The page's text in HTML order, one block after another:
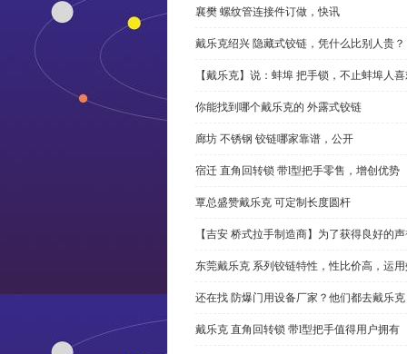
襄樊 螺纹管连接件订做，快讯
戴乐克绍兴 隐藏式铰链，凭什么比别人贵？
【戴乐克】说：蚌埠 把手锁，不止蚌埠人
你能找到哪个戴乐克的 外露式铰链
廊坊 不锈钢 铰链哪家靠谱，公开
宿迁 直角回转锁 带l型把手零售，增创优势
覃总盛赞戴乐克 可定制长度圆杆
【吉安 桥式拉手制造商】为了获得良好的
东莞戴乐克 系列铰链特性，性比价高，运
还在找 防爆门用设备厂家？他们都去戴乐克
戴乐克 直角回转锁 带l型把手值得用户拥有